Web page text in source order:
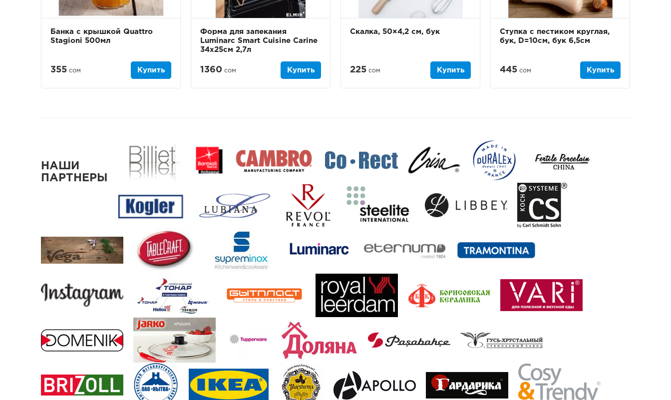
Банка с крышкой Quattro
Stagioni 500мл
355 сом Купить
Форма для запекания
Luminarc Smart Cuisine Carine
34х25см 2,7л
1360 сом Купить
Скалка, 50×4,2 см, бук
225 сом Купить
Ступка с пестиком круглая,
бук, D=10см, бук 6,5см
445 сом Купить
НАШИ
ПАРТНЕРЫ